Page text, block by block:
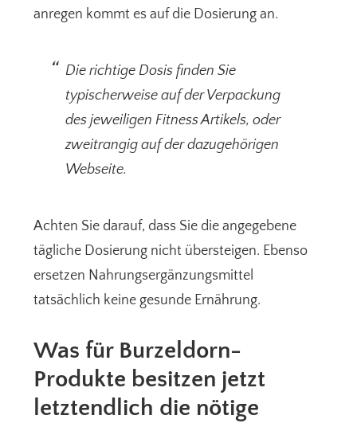
anregen kommt es auf die Dosierung an.
Die richtige Dosis finden Sie
typischerweise auf der Verpackung
des jeweiligen Fitness Artikels, oder
zweitrangig auf der dazugehörigen
Webseite.
Achten Sie darauf, dass Sie die angegebene
tägliche Dosierung nicht übersteigen. Ebenso
ersetzen Nahrungsergänzungsmittel
tatsächlich keine gesunde Ernährung.
Was für Burzeldorn-
Produkte besitzen jetzt
letztendlich die nötige